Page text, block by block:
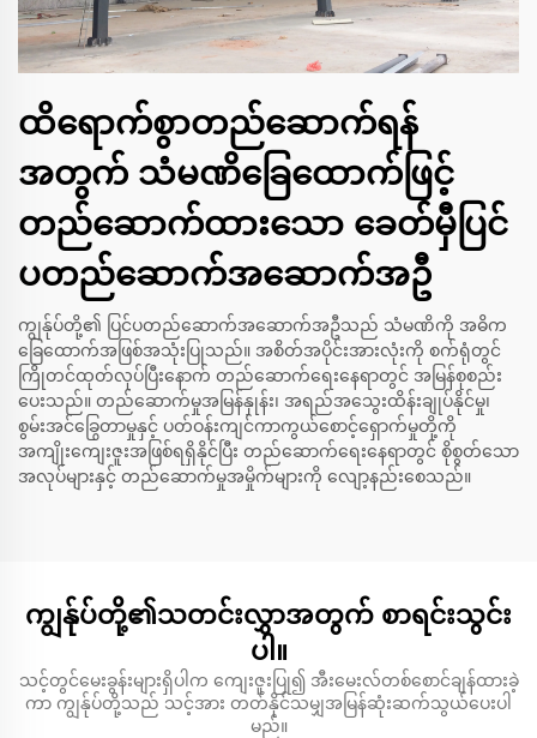
ထိရောက်စွာတည်ဆောက်ရန်
အတွက် သံမဏိခြေထောက်ဖြင့်
တည်ဆောက်ထားသော ခေတ်မှီပြင်
ပတည်ဆောက်အဆောက်အဦ
ကျွန်ုပ်တို့၏ ပြင်ပတည်ဆောက်အဆောက်အဦသည် သံမဏိကို အဓိက
ခြေထောက်အဖြစ်အသုံးပြုသည်။ အစိတ်အပိုင်းအားလုံးကို စက်ရုံတွင်
ကြိုတင်ထုတ်လုပ်ပြီးနောက် တည်ဆောက်ရေးနေရာတွင် အမြန်စုစည်း
ပေးသည်။ တည်ဆောက်မှုအမြန်နှုန်း၊ အရည်အသွေးထိန်းချုပ်နိုင်မှု၊
စွမ်းအင်ခြွေတာမှုနှင့် ပတ်ဝန်းကျင်ကာကွယ်စောင့်ရှောက်မှုတို့ကို
အကျိုးကျေးဇူးအဖြစ်ရရှိနိုင်ပြီး တည်ဆောက်ရေးနေရာတွင် စိုစွတ်သော
အလုပ်များနှင့် တည်ဆောက်မှုအမှိုက်များကို လျော့နည်းစေသည်။
ကျွန်ုပ်တို့၏သတင်းလွှာအတွက် စာရင်းသွင်း
ပါ။
သင့်တွင်မေးခွန်းများရှိပါက ကျေးဇူးပြု၍ အီးမေးလ်တစ်စောင်ချန်ထားခဲ့
ကာ ကျွန်ုပ်တို့သည် သင့်အား တတ်နိုင်သမျှအမြန်ဆုံးဆက်သွယ်ပေးပါ
မည်။